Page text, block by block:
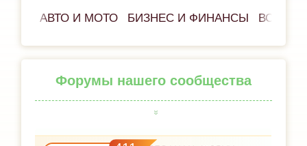
АВТО И МОТО БИЗНЕС И ФИНАНСЫ ВСЁ
Форумы нашего сообщества